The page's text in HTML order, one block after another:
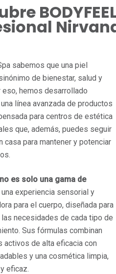
sabemos que una piel
de bienestar, salud y
hemos desarrollado
una línea avanzada de productos
para centros de estética
que, además, puedes seguir
casa para mantener y potenciar
no es solo una gama de
experiencia sensorial y
para el cuerpo, diseñada para
necesidades de cada tipo de
Sus fórmulas combinan
activos de alta eficacia con
y una cosmética limpia,
eficaz.